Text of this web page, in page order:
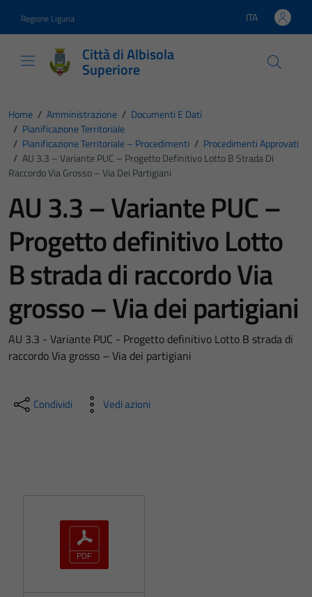
Regione Liguria Lingua attiva:
ITA
Città di Albisola
Superiore
Home / Amministrazione / Documenti E Dati
/ Pianificazione Territoriale
/ Pianificazione Territoriale – Procedimenti / Procedimenti Approvati
/ AU 3.3 – Variante PUC – Progetto Definitivo Lotto B Strada Di
Raccordo Via Grosso – Via Dei Partigiani
AU 3.3 – Variante PUC –
Progetto definitivo Lotto
B strada di raccordo Via
grosso – Via dei partigiani
AU 3.3 - Variante PUC - Progetto definitivo Lotto B strada di
raccordo Via grosso – Via dei partigiani
Condividi Vedi azioni